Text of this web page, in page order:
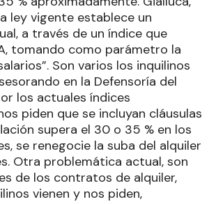
ley vigente establece un
a través de un índice que
tomando como parámetro la
Son varios los inquilinos
en la Defensoría del
los actuales índices
piden que se incluyan cláusulas
supera el 30 o 35 % en los
se renegocie la suba del alquiler
Otra problemática actual, son
de los contratos de alquiler,
vienen y nos piden,